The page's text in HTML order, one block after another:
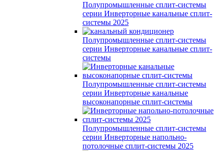
Полупромышленные сплит-системы
серии Инверторные канальные сплит-
системы 2025
Полупромышленные сплит-системы
серии Инверторные канальные сплит-
системы
Полупромышленные сплит-системы
серии Инверторные канальные
высоконапорные сплит-системы
Полупромышленные сплит-системы
серии Инверторные напольно-
потолочные сплит-системы 2025